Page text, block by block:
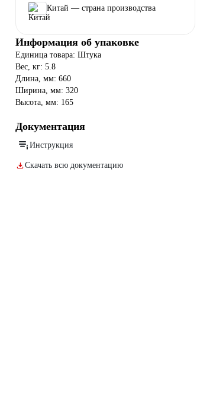
Китай — страна производства
Информация об упаковке
Единица товара: Штука
Вес, кг: 5.8
Длина, мм: 660
Ширина, мм: 320
Высота, мм: 165
Документация
Инструкция
Скачать всю документацию